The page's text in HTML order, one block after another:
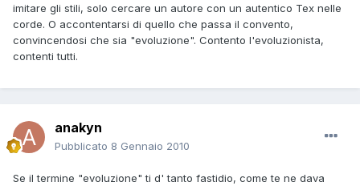
imitare gli stili, solo cercare un autore con un autentico Tex nelle
corde. O accontentarsi di quello che passa il convento,
convincendosi che sia "evoluzione". Contento l'evoluzionista,
contenti tutti.
anakyn
Pubblicato 8 Gennaio 2010
Se il termine "evoluzione" ti d' tanto fastidio, come te ne dava